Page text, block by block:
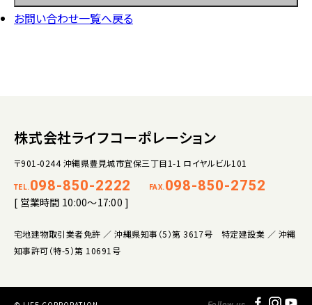
お問い合わせ一覧へ戻る
株式会社ライフコーポレーション
〒901-0244 沖縄県豊見城市宜保三丁目1-1 ロイヤルビル101
TEL. 098-850-2222 FAX. 098-850-2752
[ 営業時間 10:00～17:00 ]
宅地建物取引業者免許 ／ 沖縄県知事（5）第 3617号 特定建設業 ／ 沖縄
知事許可（特-5）第 10691号